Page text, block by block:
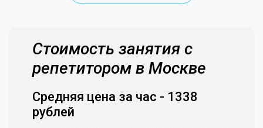
Стоимость занятия с
репетитором в Москве
Средняя цена за час - 1338
рублей